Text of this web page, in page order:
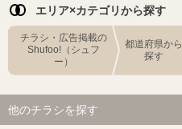
エリア×カテゴリから探す
チラシ・広告掲載の
Shufoo!（シュフ
ー）
都道府県から
探す
他のチラシを探す